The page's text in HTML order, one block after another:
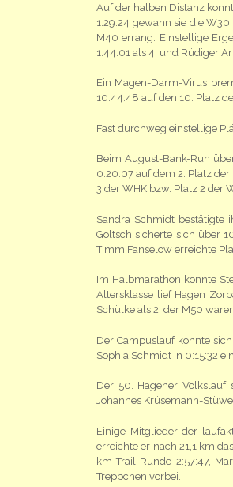
Auf der halben Distanz
1:29:24 gewann sie die
M40 errang. Einstellige
1:44:01 als 4. und Rüdiger
Ein Magen-Darm-Virus
10:44:48 auf den 10. Platz
Fast durchweg einstellige
Beim August-Bank-Run
0:20:07 auf dem 2. Platz
3 der WHK bzw. Platz 2 der
Sandra Schmidt
Goltsch sicherte sich über
Timm Fanselow erreichte
Im Halbmarathon konnte
Altersklasse lief Hagen
Schülke als 2. der M50
Der Campuslauf konnte
Sophia Schmidt in 0:15:32
Der 50. Hagener Volkslauf
Johannes Krüsemann-
Einige Mitglieder der
erreichte er nach 21,1 km
km Trail-Runde 2:57:47,
Treppchen vorbei.